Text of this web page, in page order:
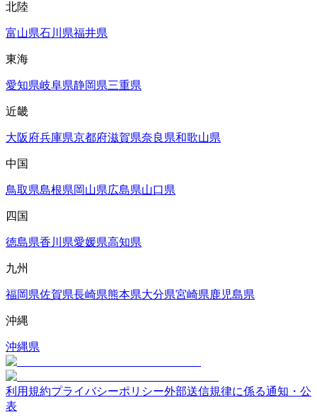
北陸
富山県石川県福井県
東海
愛知県岐阜県静岡県三重県
近畿
大阪府兵庫県京都府滋賀県奈良県和歌山県
中国
鳥取県島根県岡山県広島県山口県
四国
徳島県香川県愛媛県高知県
九州
福岡県佐賀県長崎県熊本県大分県宮崎県鹿児島県
沖縄
沖縄県
利用規約プライバシーポリシー外部送信規律に係る通知・公
表